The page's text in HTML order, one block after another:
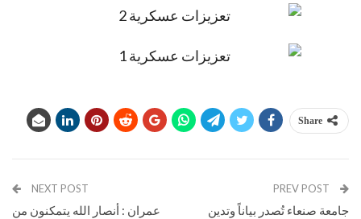
Share
جامعة صنعاء تُصدر بياناً وتدين
NEXT POST
عمران : أنصار الله يتمكنون من